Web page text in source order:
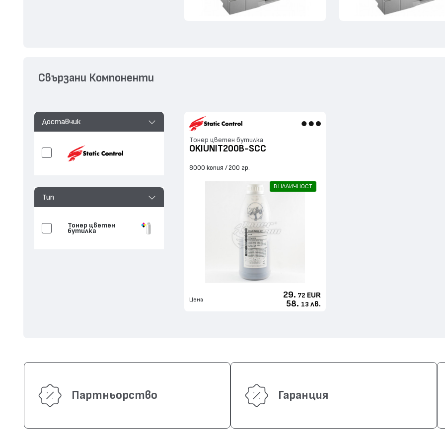
Доставчик
Тип
Тонер цветен
бутилка
Тонер цветен бутилка
OKIUNIT200B-SCC
8000 копия 200 гр.
В НАЛИЧНОСТ
Цена 29. 72 EUR
58. 13 лв.
Свързани Компоненти
Партньорство Гаранция